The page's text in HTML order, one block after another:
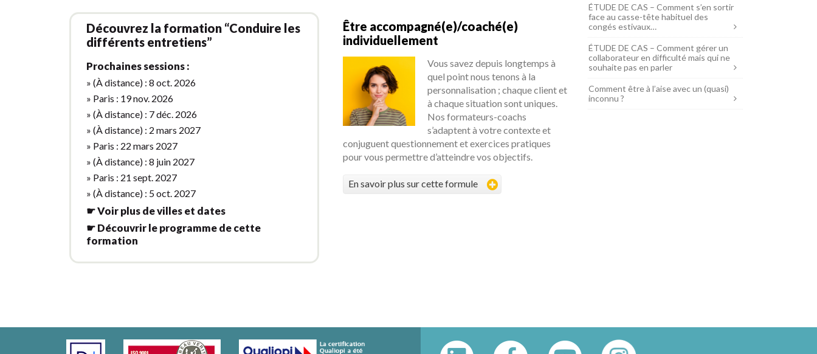
Découvrez la formation “Conduire les
différents entretiens”
Prochaines sessions :
» (À distance) : 8 oct. 2026
» Paris : 19 nov. 2026
» (À distance) : 7 déc. 2026
» (À distance) : 2 mars 2027
» Paris : 22 mars 2027
» (À distance) : 8 juin 2027
» Paris : 21 sept. 2027
» (À distance) : 5 oct. 2027
☛ Voir plus de villes et dates
☛ Découvrir le programme de cette
formation
Être accompagné(e)/coaché(e)
individuellement
Vous savez depuis longtemps à
quel point nous tenons à la
personnalisation ; chaque client et
à chaque situation sont uniques.
Nos formateurs-coachs
s’adaptent à votre contexte et
conjuguent questionnement et exercices pratiques
pour vous permettre d’atteindre vos objectifs.
En savoir plus sur cette formule
ÉTUDE DE CAS – Comment s’en sortir
face au casse-tête habituel des
congés estivaux…
ÉTUDE DE CAS – Comment gérer un
collaborateur en difficulté mais qui ne
souhaite pas en parler
Comment être à l’aise avec un (quasi)
inconnu ?